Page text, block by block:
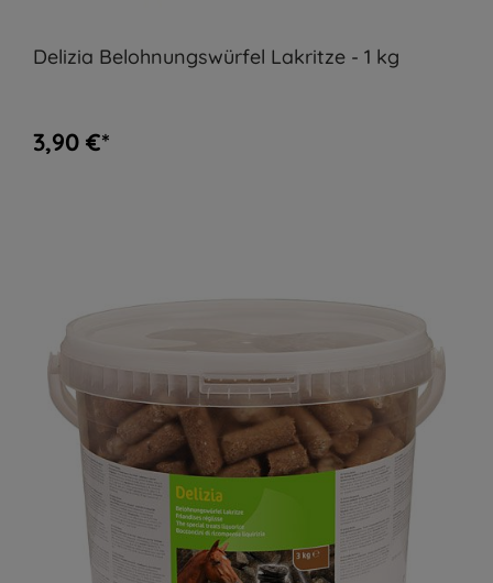
Delizia Belohnungswürfel Lakritze - 1 kg
3,90 €*